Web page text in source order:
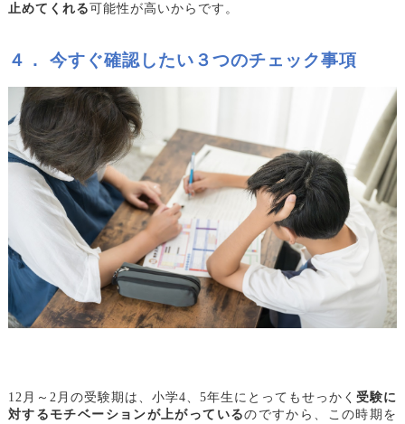
止めてくれる可能性が高いからです。
４． 今すぐ確認したい３つのチェック事項
12 月～2月の受験期は、小学4、5年生にとってもせっかく受験に
対するモチベーションが上がっているのですから、この時期を